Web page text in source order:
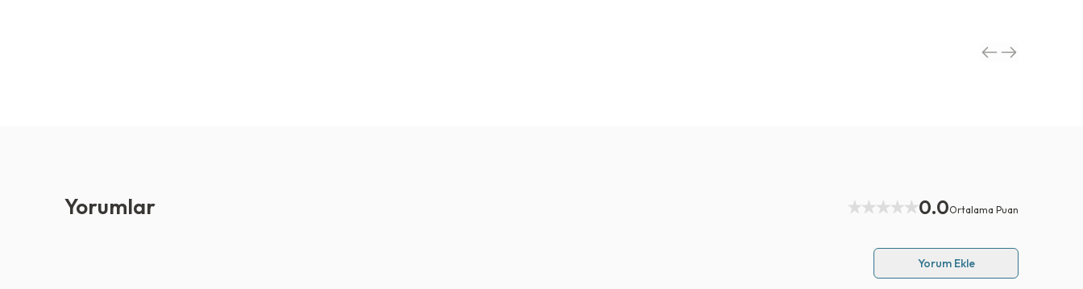
Yorumlar 0.0Ortalama Puan
Yorum Ekle